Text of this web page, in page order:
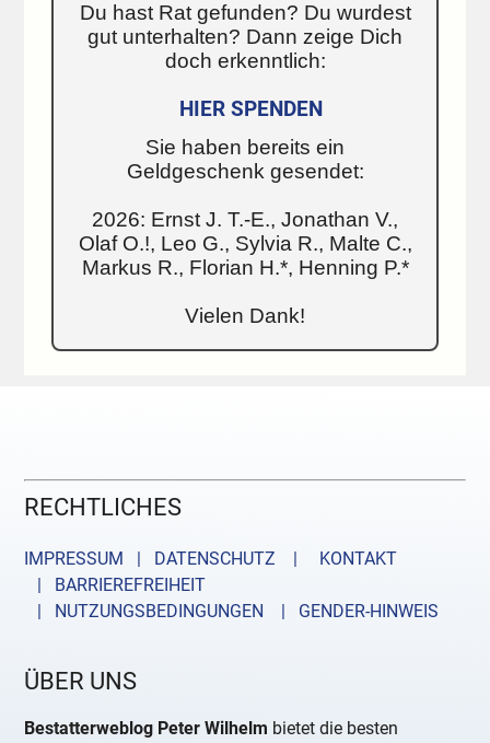
Du hast Rat gefunden? Du wurdest
gut unterhalten? Dann zeige Dich
doch erkenntlich:
HIER SPENDEN
Sie haben bereits ein
Geldgeschenk gesendet:
2026: Ernst J. T.-E., Jonathan V.,
Olaf O.!, Leo G., Sylvia R., Malte C.,
Markus R., Florian H.*, Henning P.*
Vielen Dank!
RECHTLICHES
IMPRESSUM | DATENSCHUTZ |
KONTAKT
| BARRIEREFREIHEIT
| NUTZUNGSBEDINGUNGEN
| GENDER-HINWEIS
ÜBER UNS
Bestatterweblog Peter Wilhelm bietet die besten